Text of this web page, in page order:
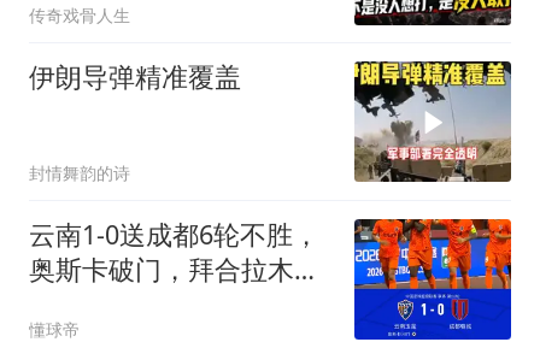
传奇戏骨人生
伊朗导弹精准覆盖
封情舞韵的诗
云南1-0送成都6轮不胜，
奥斯卡破门，拜合拉木错
懂球帝